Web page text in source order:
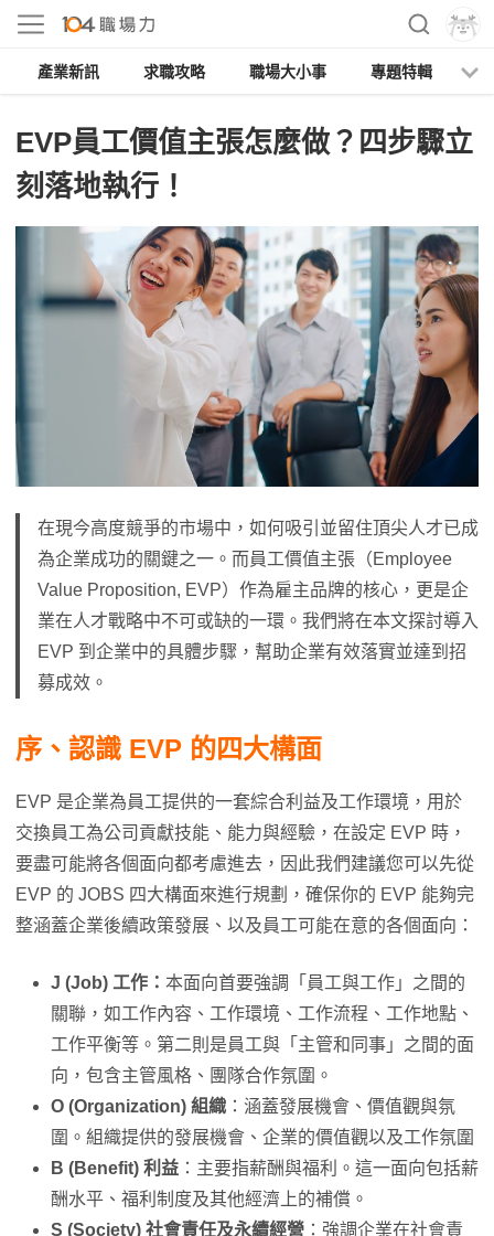
產業新訊 求職攻略 職場大小事 專題特輯
EVP員工價值主張怎麼做？四步驟立
刻落地執行！
在現今高度競爭的市場中，如何吸引並留住頂尖人才已成
為企業成功的關鍵之一。而員工價值主張（Employee
Value Proposition, EVP）作為雇主品牌的核心，更是企
業在人才戰略中不可或缺的一環。我們將在本文探討導入
EVP 到企業中的具體步驟，幫助企業有效落實並達到招
募成效。
序、認識 EVP 的四大構面
EVP 是企業為員工提供的一套綜合利益及工作環境，用於
交換員工為公司貢獻技能、能力與經驗，在設定 EVP 時，
要盡可能將各個面向都考慮進去，因此我們建議您可以先從
EVP 的 JOBS 四大構面來進行規劃，確保你的 EVP 能夠完
整涵蓋企業後續政策發展、以及員工可能在意的各個面向：
J (Job) 工作： 本面向首要強調「員工與工作」之間的
關聯，如工作內容、工作環境、工作流程、工作地點、
工作平衡等。第二則是員工與「主管和同事」之間的面
向，包含主管風格、團隊合作氛圍。
O (Organization) 組織 ：涵蓋發展機會、價值觀與氛
圍。組織提供的發展機會、企業的價值觀以及工作氛圍
B (Benefit) 利益 ：主要指薪酬與福利。這一面向包括薪
酬水平、福利制度及其他經濟上的補償。
S (Society) 社會責任及永續經營 ：強調企業在社會責